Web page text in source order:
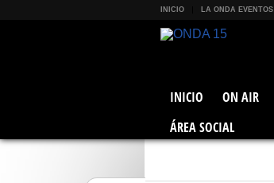
INICIO LA ONDA EVENTOS
INICIO ON AIR
ÁREA SOCIAL